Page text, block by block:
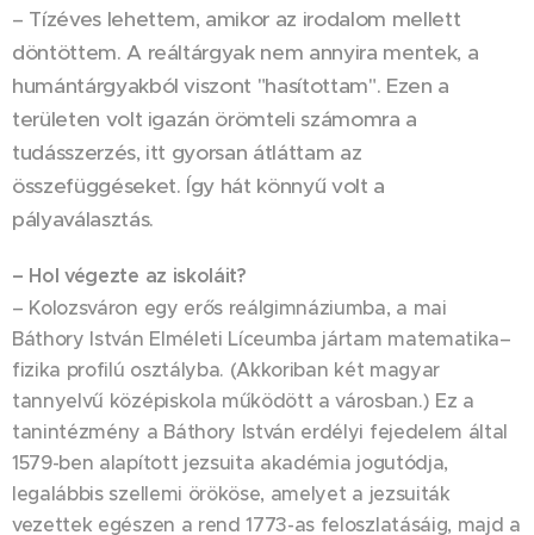
– Tízéves lehettem, amikor az irodalom mellett
döntöttem. A reáltárgyak nem annyira mentek, a
humántárgyakból viszont "hasítottam". Ezen a
területen volt igazán örömteli számomra a
tudásszerzés, itt gyorsan átláttam az
összefüggéseket. Így hát könnyű volt a
pályaválasztás.
– Hol végezte az iskoláit?
– Kolozsváron egy erős reálgimnáziumba, a mai
Báthory István Elméleti Líceumba jártam matematika–
fizika profilú osztályba. (Akkoriban két magyar
tannyelvű középiskola működött a városban.) Ez a
tanintézmény a Báthory István erdélyi fejedelem által
1579-ben alapított jezsuita akadémia jogutódja,
legalábbis szellemi örököse, amelyet a jezsuiták
vezettek egészen a rend 1773-as feloszlatásáig, majd a